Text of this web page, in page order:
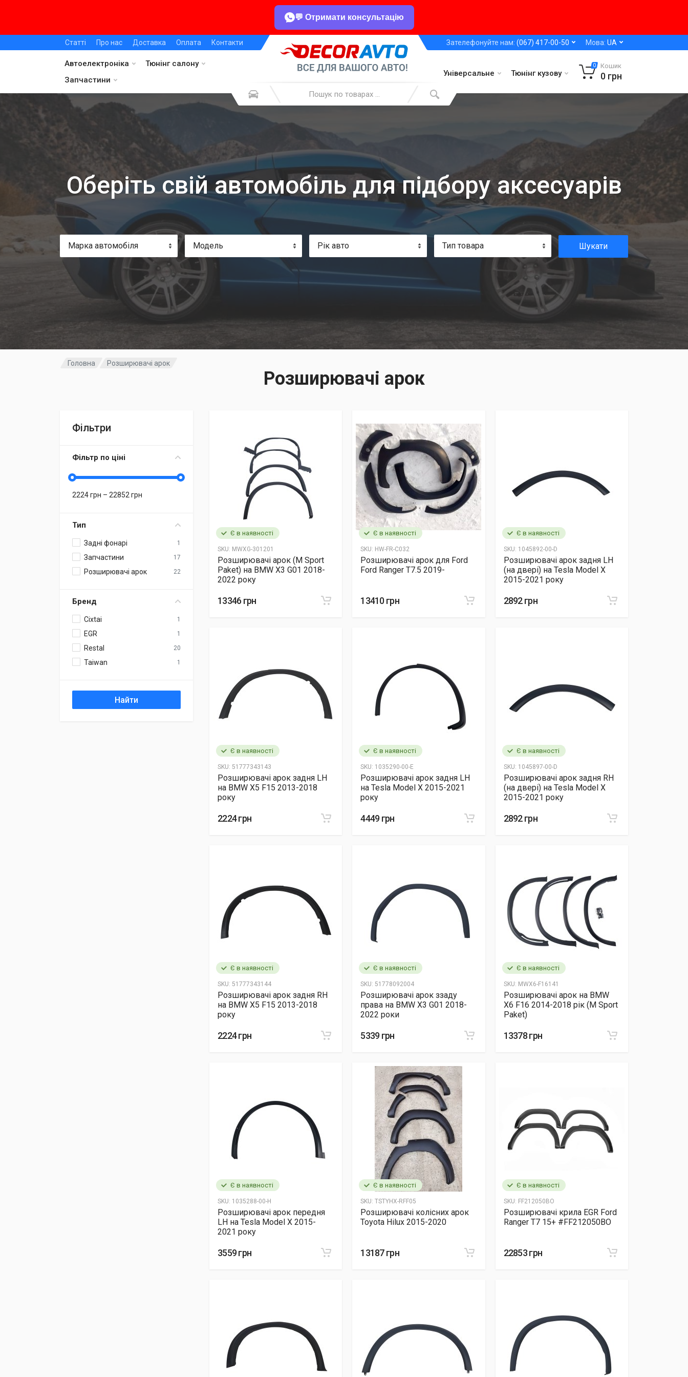
💬 Отримати консультацію
Статті Про нас Доставка Оплата Контакти Зателефонуйте нам: (067) 417-00-50 Мова: UA
Автоелектроніка
Тюнінг салону
Запчастини
Універсальне Тюнінг кузову
0 Кошик
0 грн
Оберіть свій автомобіль для підбору аксесуарів
Марка автомобіля Модель Рік авто Тип товара Шукати
Головна Розширювачі арок
Розширювачі арок
Фільтри
Фільтр по ціні
2224грн – 22852 грн
Тип
Задні фонарі 1
Запчастини 17
Розширювачі арок 22
Бренд
Cixtai 1
EGR 1
Restal 20
Taiwan 1
Найти
Є в наявності
SKU: MWXG-301201
Розширювачі арок (M Sport
Paket) на BMW X3 G01 2018-
2022 року
13346 грн
Є в наявності
SKU: HW-FR-C032
Розширювачі арок для Ford
Ford Ranger T7.5 2019-
13410 грн
Є в наявності
SKU: 1045892-00-D
Розширювачі арок задня LH
(на двері) на Tesla Model X
2015-2021 року
2892 грн
Є в наявності
SKU: 51777343143
Розширювачі арок задня LH
на BMW X5 F15 2013-2018
року
2224 грн
Є в наявності
SKU: 1035290-00-E
Розширювачі арок задня LH
на Tesla Model X 2015-2021
року
4449 грн
Є в наявності
SKU: 1045897-00-D
Розширювачі арок задня RH
(на двері) на Tesla Model X
2015-2021 року
2892 грн
Є в наявності
SKU: 51777343144
Розширювачі арок задня RH
на BMW X5 F15 2013-2018
року
2224 грн
Є в наявності
SKU: 51778092004
Розширювачі арок ззаду
права на BMW X3 G01 2018-
2022 роки
5339 грн
Є в наявності
SKU: MWX6-F16141
Розширювачі арок на BMW
X6 F16 2014-2018 рік (M Sport
Paket)
13378 грн
Є в наявності
SKU: 1035288-00-H
Розширювачі арок передня
LH на Tesla Model X 2015-
2021 року
3559 грн
Є в наявності
SKU: TSTYHX-RFF05
Розширювачі колісних арок
Toyota Hilux 2015-2020
13187 грн
Є в наявності
SKU: FF212050BO
Розширювачі крила EGR Ford
Ranger T7 15+ #FF212050BO
22853 грн